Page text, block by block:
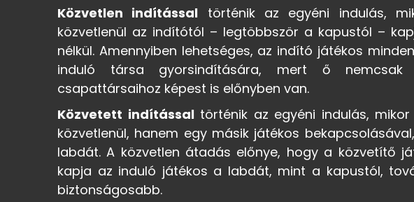
Közvetlen indítással történik az egyéni indulás,
közvetlenül az indítótól – legtöbbször a kapustól –
nélkül. Amennyiben lehetséges, az indító játékos
induló társa gyorsindítására, mert ő nemcsak
csapattársaihoz képest is előnyben van.
Közvetett indítássaltörténik az egyéni indulás,
közvetlenül, hanem egy másik játékos
labdát. A közvetlen átadás előnye, hogy a közvetítő
kapja az induló játékos a labdát, mint a kapustól,
biztonságosabb.